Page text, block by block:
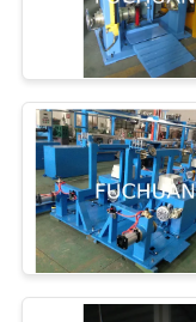
NOUVELLES
LES
AFFAIRES
PLAN
DU
SITE